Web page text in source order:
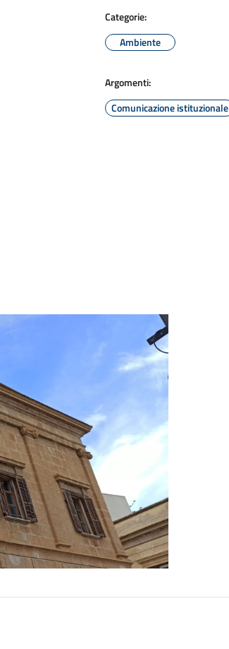
Categorie:
Ambiente
Argomenti:
Comunicazione istituzionale